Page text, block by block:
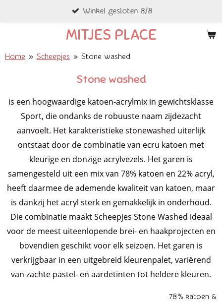
de
MITJES PLACE
Winkel gesloten 8/8
Home » Scheepjes » Stone washed
Stone washed
is een hoogwaardige katoen-acrylmix in gewichtsklasse
Sport, die ondanks de robuuste naam zijdezacht
aanvoelt. Het karakteristieke stonewashed uiterlijk
ontstaat door de combinatie van ecru katoen met
kleurige en donzige acrylvezels. Het garen is
samengesteld uit een mix van 78% katoen en 22% acryl,
heeft daarmee de ademende kwaliteit van katoen, maar
is dankzij het acryl sterk en gemakkelijk in onderhoud.
Die combinatie maakt Scheepjes Stone Washed ideaal
voor de meest uiteenlopende brei- en haakprojecten en
bovendien geschikt voor elk seizoen. Het garen is
verkrijgbaar in een uitgebreid kleurenpalet, variërend
van zachte pastel- en aardetinten tot heldere kleuren.
78% katoen &